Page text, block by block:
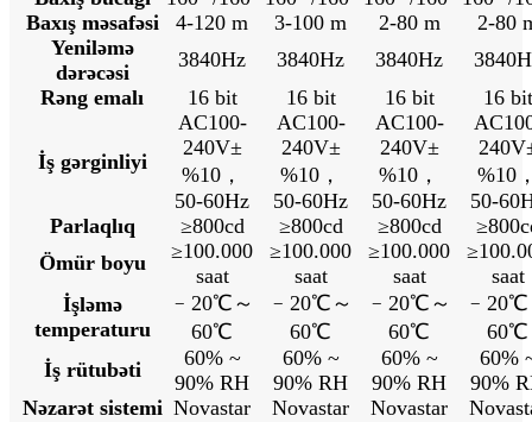
Baxış məsafəsi
4-120 m 3-100 m 2-80 m
2-80
Yeniləmə
dərəcəsi
3840Hz 3840Hz 3840Hz
Rəng emalı
16 bit 16 bit 16 bit 16 bit
İş gərginliyi
AC100-
240V±
%10，
50-60Hz
AC100-
240V±
%10，
50-60Hz
AC100-
240V±
%10，
50-60Hz
%10
50-
Parlaqlıq
≥800cd ≥800cd ≥800cd
Ömür boyu
≥100.000
saat
≥100.000
saat
≥100.000
saat
saat
İşləmə
temperaturu
﹣20℃～
60℃
﹣20℃～
60℃
﹣20℃～
60℃
60℃
İş rütubəti
60% ~
90% RH
60% ~
90% RH
60% ~
90% RH
60%
90%
Nəzarət sistemi Novastar Novastar Novastar